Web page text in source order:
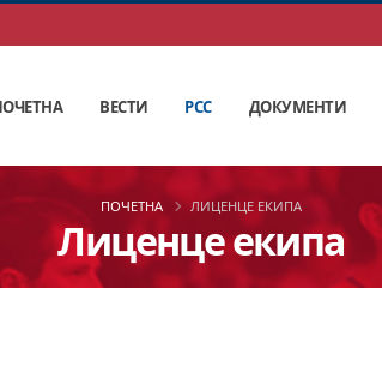
ВЕСТИ РСС ДОКУМЕНТИ
Лиценце екипа
ПОЧЕТНА ЛИЦЕНЦЕ ЕКИПА